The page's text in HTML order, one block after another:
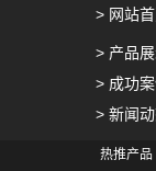
> 网站
> 产品
> 成功案
> 新闻
热推产品